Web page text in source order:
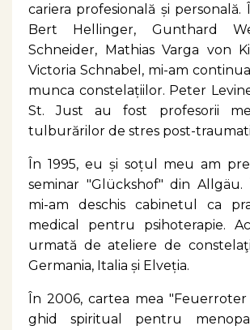
cariera profesională și
Bert Hellinger, Gunthard
Schneider, Mathias Varga von
Victoria Schnabel, mi-am
munca constelațiilor. Peter
St. Just au fost profesorii
tulburărilor de stres post-
În 1995, eu și soțul meu am
seminar "Glückshof" din
mi-am deschis cabinetul ca
medical pentru psihoterapie.
urmată de ateliere de
Germania, Italia și Elveția.​
În 2006, cartea mea
ghid spiritual pentru